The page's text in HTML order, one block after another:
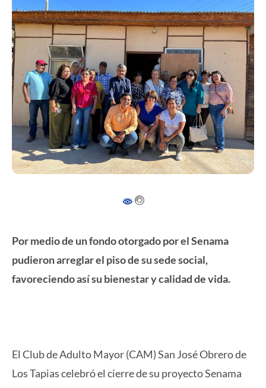
Por medio de un fondo otorgado por el Senama
pudieron arreglar el piso de su sede social,
favoreciendo así su bienestar y calidad de vida.
El Club de Adulto Mayor (CAM) San José Obrero de
Los Tapias celebró el cierre de su proyecto Senama